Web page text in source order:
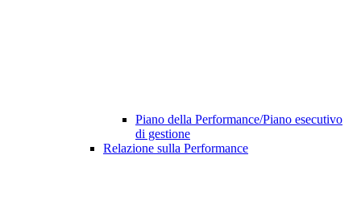
Piano della Performance/Piano esecutivo
di gestione
Relazione sulla Performance